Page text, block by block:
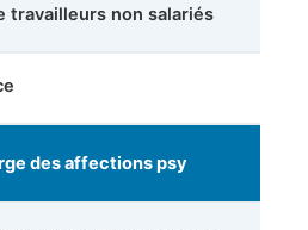
travailleurs non salariés
des affections psy